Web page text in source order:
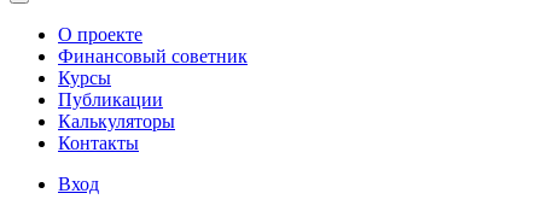
О проекте
Финансовый советник
Курсы
Публикации
Калькуляторы
Контакты
Вход